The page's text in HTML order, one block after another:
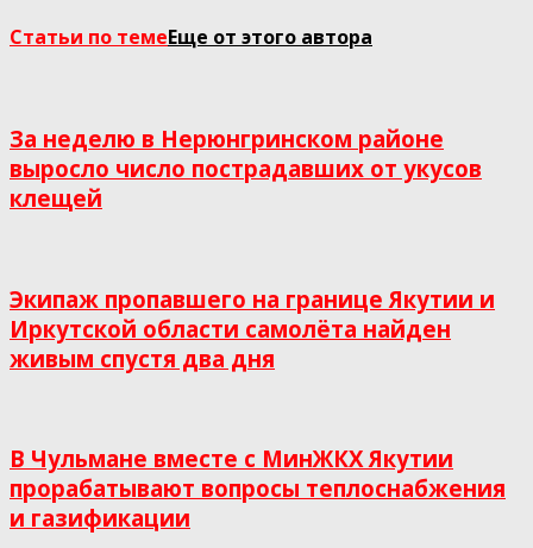
Статьи по темеЕще от этого автора
За неделю в Нерюнгринском районе
выросло число пострадавших от укусов
клещей
Экипаж пропавшего на границе Якутии и
Иркутской области самолёта найден
живым спустя два дня
В Чульмане вместе с МинЖКХ Якутии
прорабатывают вопросы теплоснабжения
и газификации